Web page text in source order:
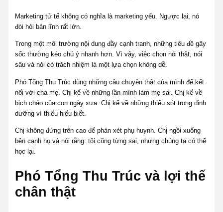
Marketing tử tế không có nghĩa là marketing yếu. Ngược lại, nó
đòi hỏi bản lĩnh rất lớn.
Trong một môi trường nội dung đầy cạnh tranh, những tiêu đề gây
sốc thường kéo chú ý nhanh hơn. Vì vậy, việc chọn nói thật, nói
sâu và nói có trách nhiệm là một lựa chọn không dễ.
Phó Tổng Thu Trúc dùng những câu chuyện thật của mình để kết
nối với cha mẹ. Chị kể về những lần mình làm mẹ sai. Chị kể về
bịch cháo của con ngày xưa. Chị kể về những thiếu sót trong dinh
dưỡng vì thiếu hiểu biết.
Chị không đứng trên cao để phán xét phụ huynh. Chị ngồi xuống
bên cạnh họ và nói rằng: tôi cũng từng sai, nhưng chúng ta có thể
học lại.
Phó Tổng Thu Trúc và lợi thế
chân thật